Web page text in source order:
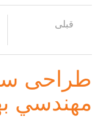
قبلی
طراحی
مهندسي